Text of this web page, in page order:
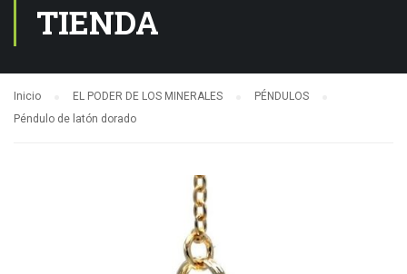
TIENDA
Inicio EL PODER DE LOS MINERALES
PÉNDULOS
Péndulo de latón dorado